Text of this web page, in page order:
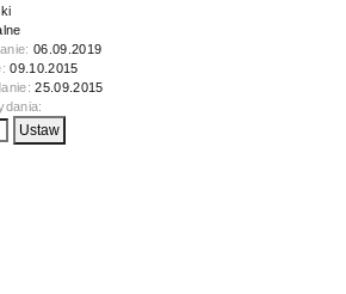
06.09.2019
09.10.2015
25.09.2015